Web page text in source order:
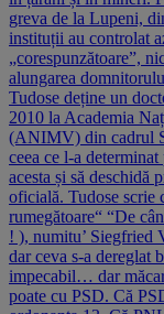
greva de la Lupeni,
instituții au controlat
„corespunzătoare”,
alungarea
Tudose deține un
2010 la Academia
(ANIMV) din cadrul
ceea ce l-a
acesta și să deschidă
oficială. Tudose scrie
rumegătoare“ “De
! ), numitu’ Siegfried
dar ceva s-a dereglat
impecabil… dar
poate cu PSD. Că